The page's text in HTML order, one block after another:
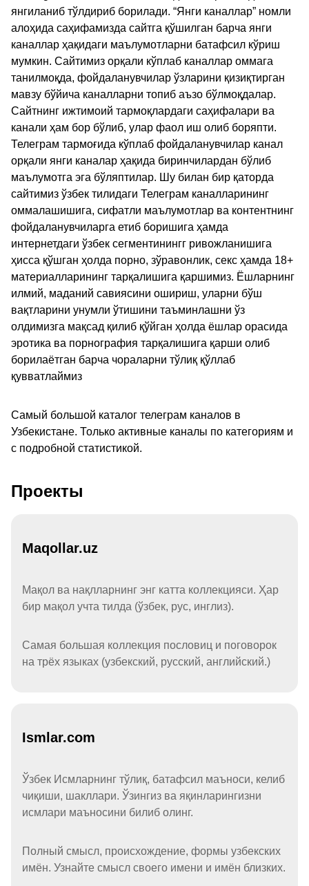
янгиланиб тўлдириб борилади. “Янги каналлар” номли
алоҳида саҳифамизда сайтга қўшилган барча янги
каналлар ҳақидаги маълумотларни батафсил кўриш
мумкин. Сайтимиз орқали кўплаб каналлар оммага
танилмоқда, фойдаланувчилар ўзларини қизиқтирган
мавзу бўйича каналларни топиб аъзо бўлмоқдалар.
Сайтнинг ижтимоий тармоқлардаги саҳифалари ва
канали ҳам бор бўлиб, улар фаол иш олиб боряпти.
Телеграм тармоғида кўплаб фойдаланувчилар канал
орқали янги каналар ҳақида биринчилардан бўлиб
маълумотга эга бўляптилар. Шу билан бир қаторда
сайтимиз ўзбек тилидаги Телеграм каналларининг
оммалашишига, сифатли маълумотлар ва контентнинг
фойдаланувчиларга етиб боришига ҳамда
интернетдаги ўзбек сегментинингг ривожланишига
ҳисса қўшган ҳолда порно, зўравонлик, секс ҳамда 18+
материалларининг тарқалишига қаршимиз. Ёшларнинг
илмий, маданий савиясини ошириш, уларни бўш
вақтларини унумли ўтишини таъминлашни ўз
олдимизга мақсад қилиб қўйган ҳолда ёшлар орасида
эротика ва порнография тарқалишига қарши олиб
борилаётган барча чораларни тўлиқ қўллаб
қувватлаймиз
Самый большой каталог телеграм каналов в
Узбекистане. Только активные каналы по категориям и
с подробной статистикой.
Проекты
Maqollar.uz
Мақол ва нақлларнинг энг катта коллекцияси. Ҳар
бир мақол учта тилда (ўзбек, рус, инглиз).
Самая большая коллекция пословиц и поговорок
на трёх языках (узбекский, русский, английский.)
Ismlar.com
Ўзбек Исмларнинг тўлиқ, батафсил маъноси, келиб
чиқиши, шакллари. Ўзингиз ва яқинларингизни
исмлари маъносини билиб олинг.
Полный смысл, происхождение, формы узбекских
имён. Узнайте смысл своего имени и имён близких.